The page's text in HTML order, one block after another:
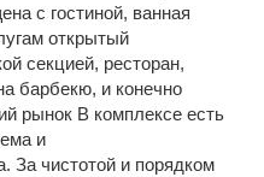
с гостиной, ванная
открытый
секцией, ресторан,
барбекю, и конечно
рынок В комплексе есть
и
За чистотой и порядком